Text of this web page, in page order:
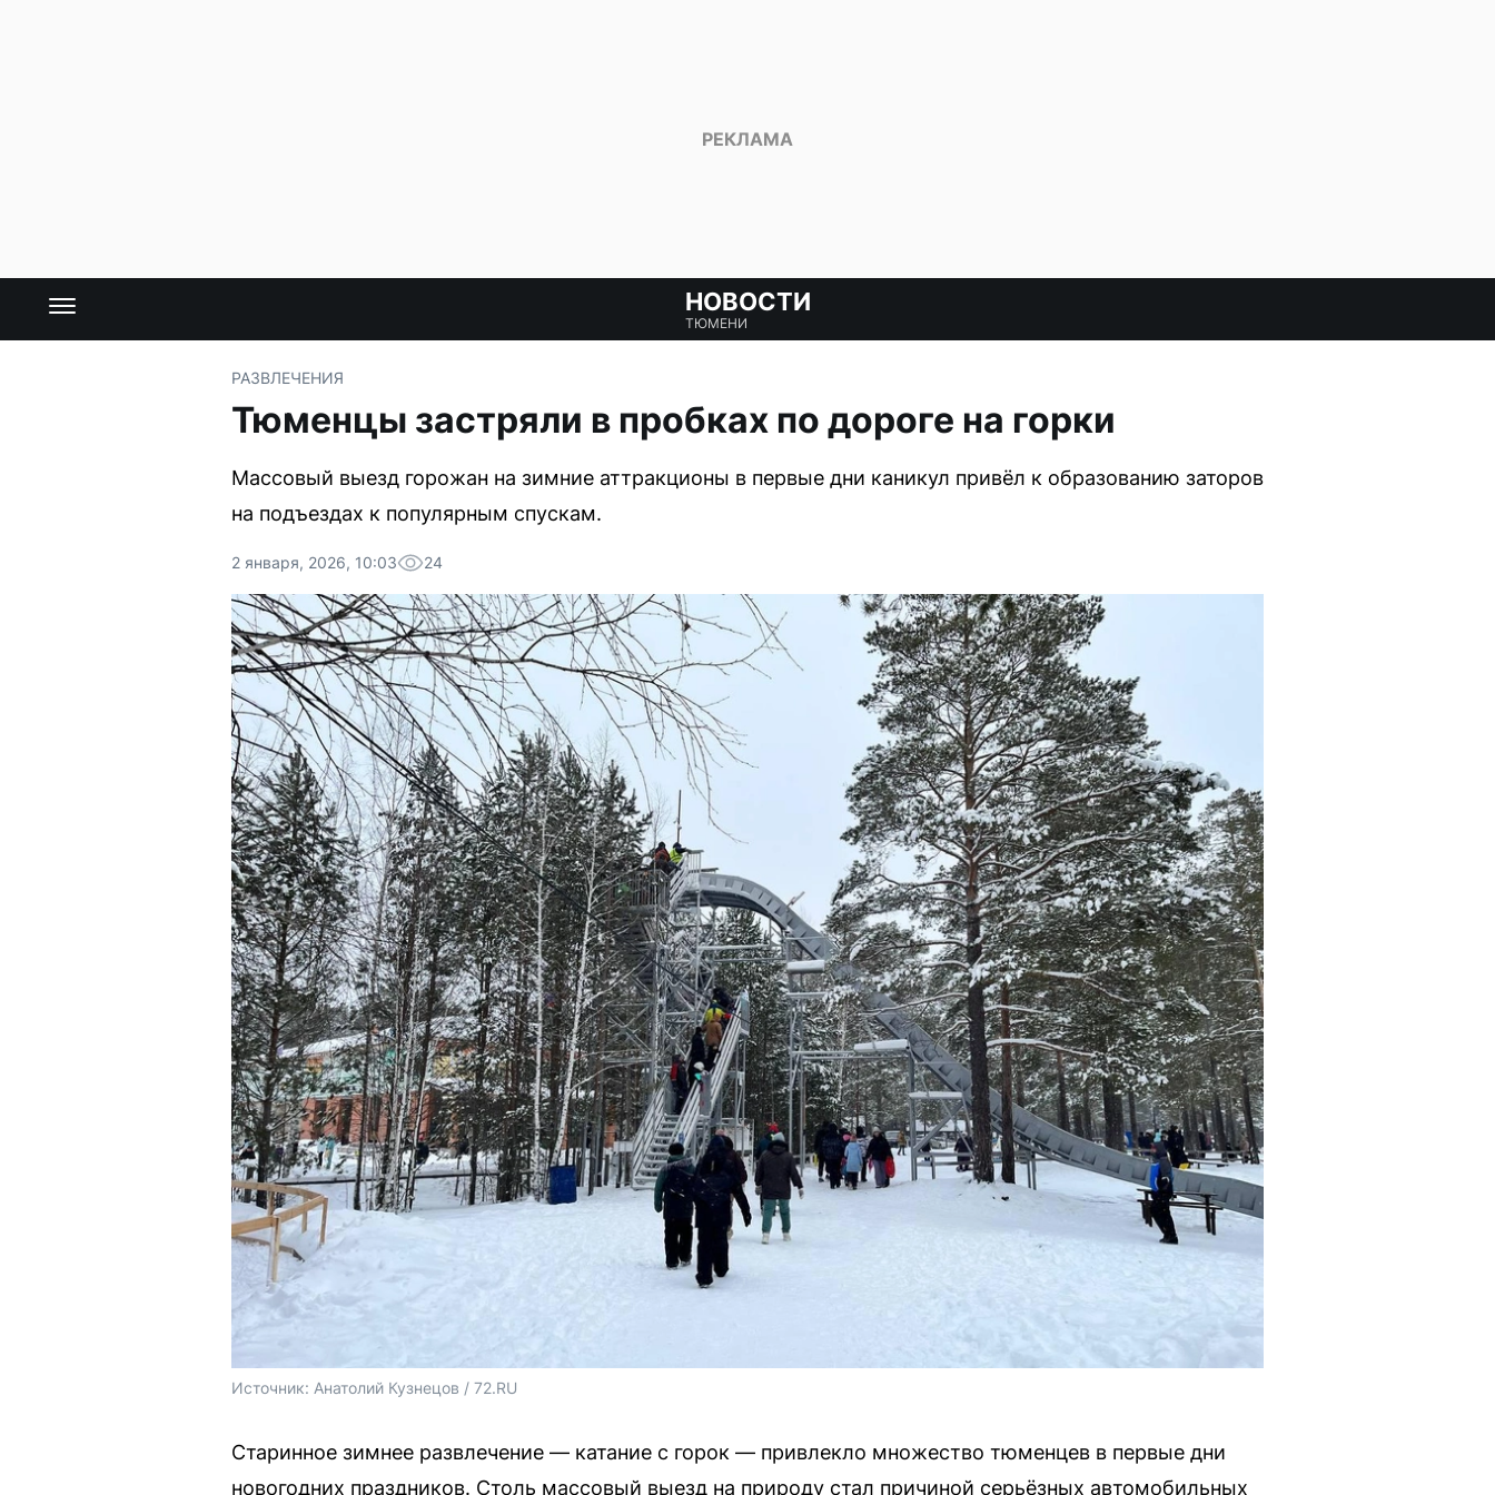
НОВОСТИ
ТЮМЕНИ
РАЗВЛЕЧЕНИЯ
Тюменцы застряли в пробках по дороге на горки
Массовый выезд горожан на зимние аттракционы в первые дни каникул привёл к образованию заторов
на подъездах к популярным спускам.
2 января, 2026, 10:03 24
Источник: Анатолий Кузнецов / 72.RU
Старинное зимнее развлечение — катание с горок — привлекло множество тюменцев в первые дни
новогодних праздников. Столь массовый выезд на природу стал причиной серьёзных автомобильных